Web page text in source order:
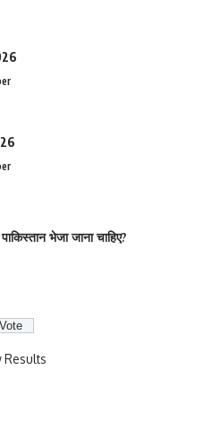
भेजा जाना चाहिए?
Results